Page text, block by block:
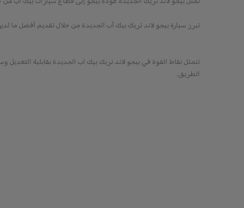
تبرز سيارة بيجو لاند تريك بيك أب الجديدة من خلال تقديم أفضل ما
الطريق.